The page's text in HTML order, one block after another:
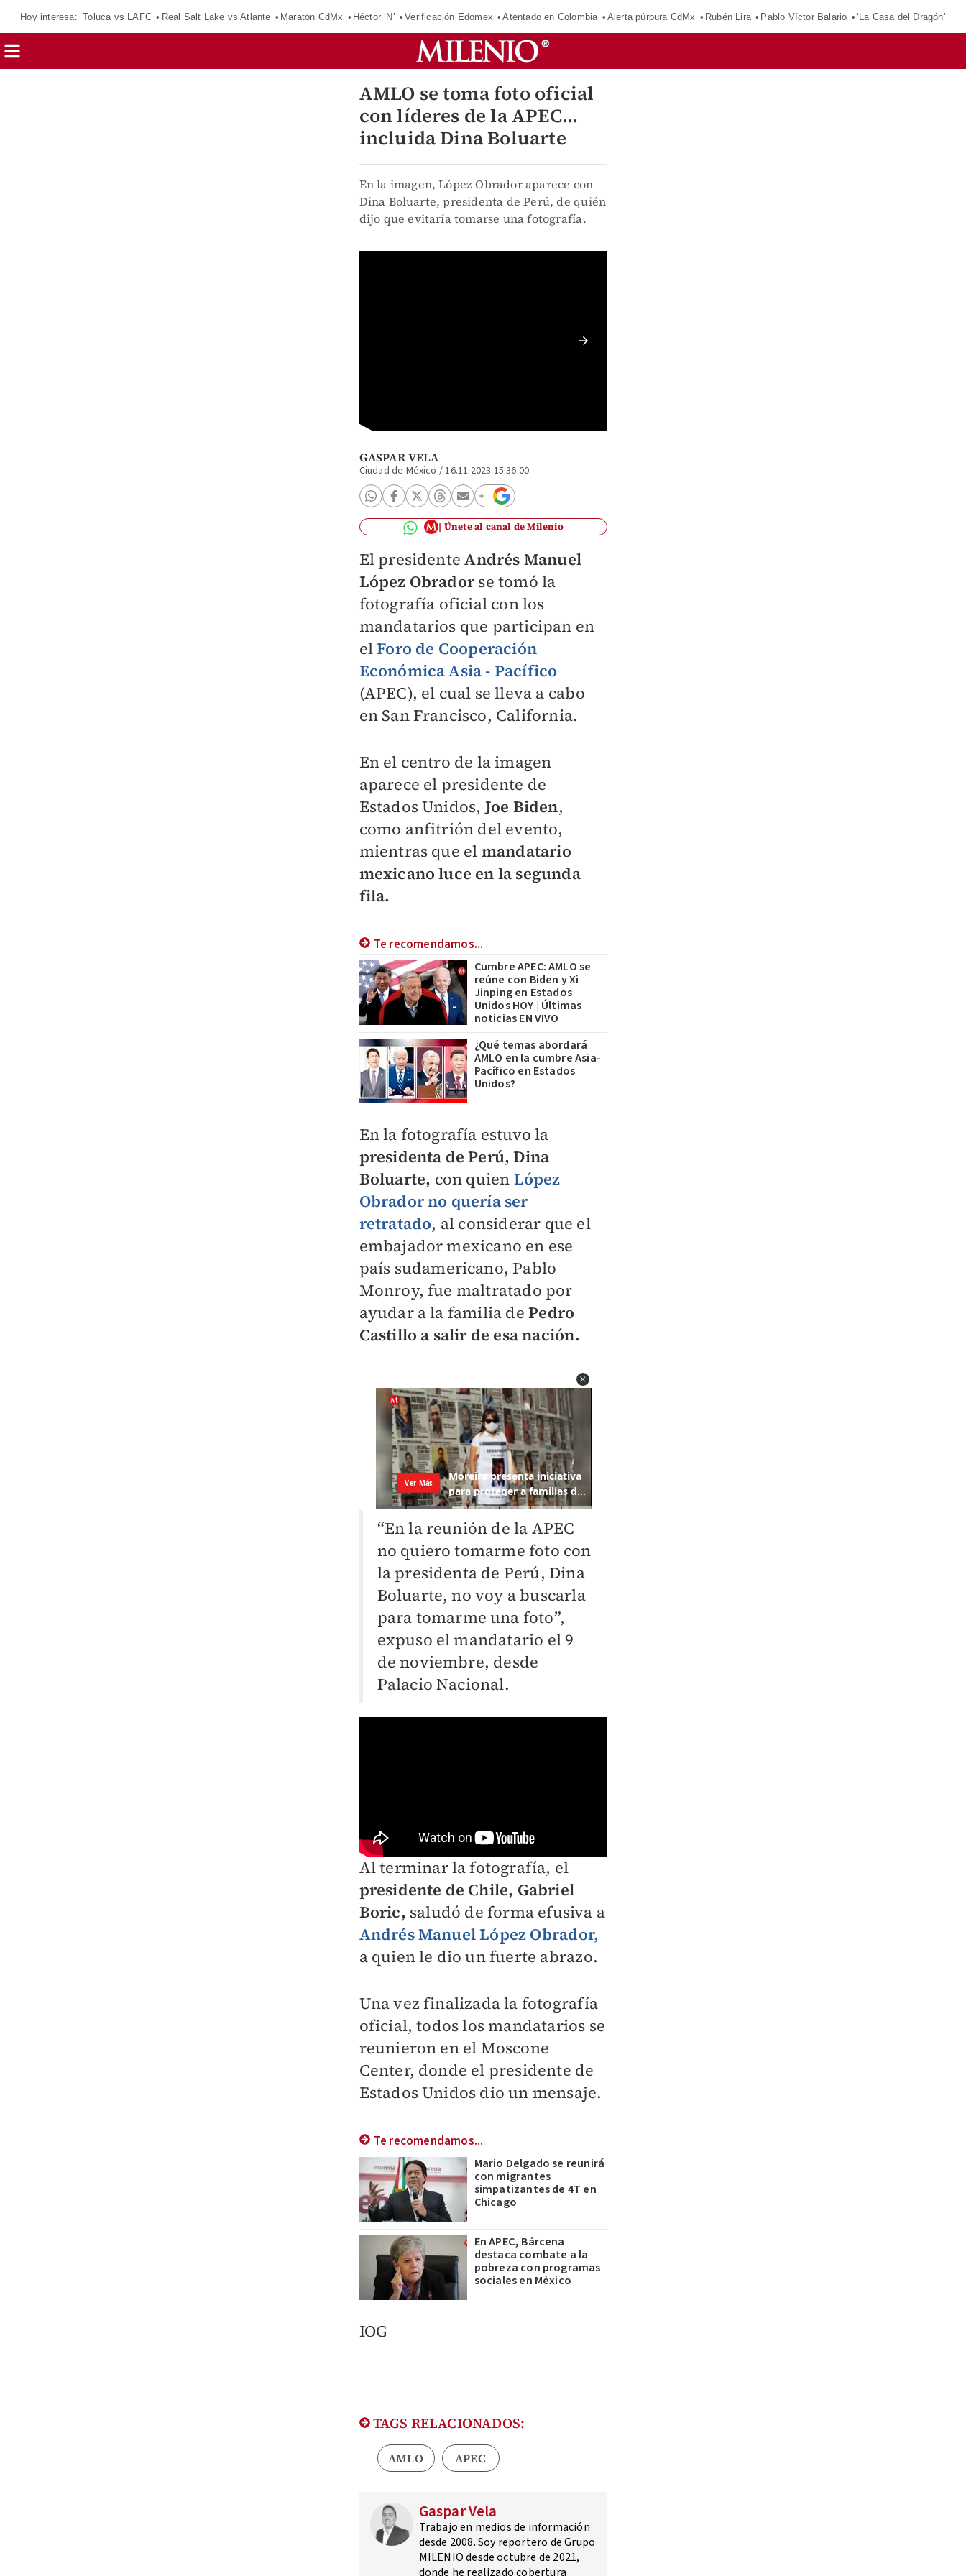
Hoy interesa: Toluca vs LAFC Real Salt Lake vs Atlante Maratón CdMx Héctor ‘N’ Verificación Edomex Atentado en Colombia Alerta púrpura CdMx Rubén Lira Pablo Víctor Balario ‘La Casa del Dragón’
AMLO se toma foto oficial
con líderes de la APEC...
incluida Dina Boluarte
En la imagen, López Obrador aparece con
Dina Boluarte, presidenta de Perú, de quién
dijo que evitaría tomarse una fotografía.
GASPAR VELA
Ciudad de México /16.11.2023 15:36:00
Únete al canal de Milenio
El presidenteAndrés Manuel
López Obradorse tomó la
fotografía oficial con los
mandatarios que participan en
elForo de Cooperación
Económica Asia - Pacífico
(APEC), el cual se lleva a cabo
en San Francisco, California.
En el centro de la imagen
aparece el presidente de
Estados Unidos, Joe Biden,
como anfitrión del evento,
mientras que el mandatario
mexicano luce en la segunda
fila.
Te recomendamos...
Cumbre APEC: AMLO se
reúne con Biden y Xi
Jinping en Estados
Unidos HOY | Últimas
noticias EN VIVO
¿Qué temas abordará
AMLO en la cumbre Asia-
Pacífico en Estados
Unidos?
En la fotografía estuvo la
presidenta de Perú, Dina
Boluarte, con quien López
Obrador no quería ser
retratado, al considerar que el
embajador mexicano en ese
país sudamericano, Pablo
Monroy, fue maltratado por
ayudar a la familia dePedro
Castillo a salir de esa nación.
“En la reunión de la APEC
no quiero tomarme foto con
la presidenta de Perú, Dina
Boluarte, no voy a buscarla
para tomarme una foto”,
expuso el mandatario el 9
de noviembre, desde
Palacio Nacional.
Al terminar la fotografía, el
presidente de Chile, Gabriel
Boric, saludó de forma efusiva a
Andrés Manuel López Obrador,
a quien le dio un fuerte abrazo.
Una vez finalizada la fotografía
oficial, todos los mandatarios se
reunieron en el Moscone
Center, donde el presidente de
Estados Unidos dio un mensaje.
Te recomendamos...
Mario Delgado se reunirá
con migrantes
simpatizantes de 4T en
Chicago
En APEC, Bárcena
destaca combate a la
pobreza con programas
sociales en México
IOG
TAGS RELACIONADOS:
AMLO APEC
Gaspar Vela
Trabajo en medios de información
desde 2008. Soy reportero de Grupo
MILENIO desde octubre de 2021,
donde he realizado cobertura